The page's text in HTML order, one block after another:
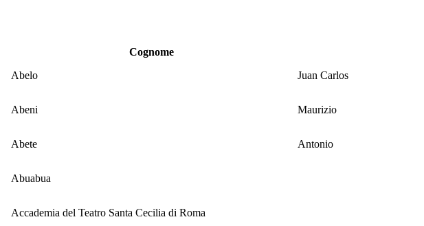
Cognome
Abelo
Juan Carlos
Abeni Maurizio
Abete Antonio
Abuabua
Accademia del Teatro Santa Cecilia di Roma